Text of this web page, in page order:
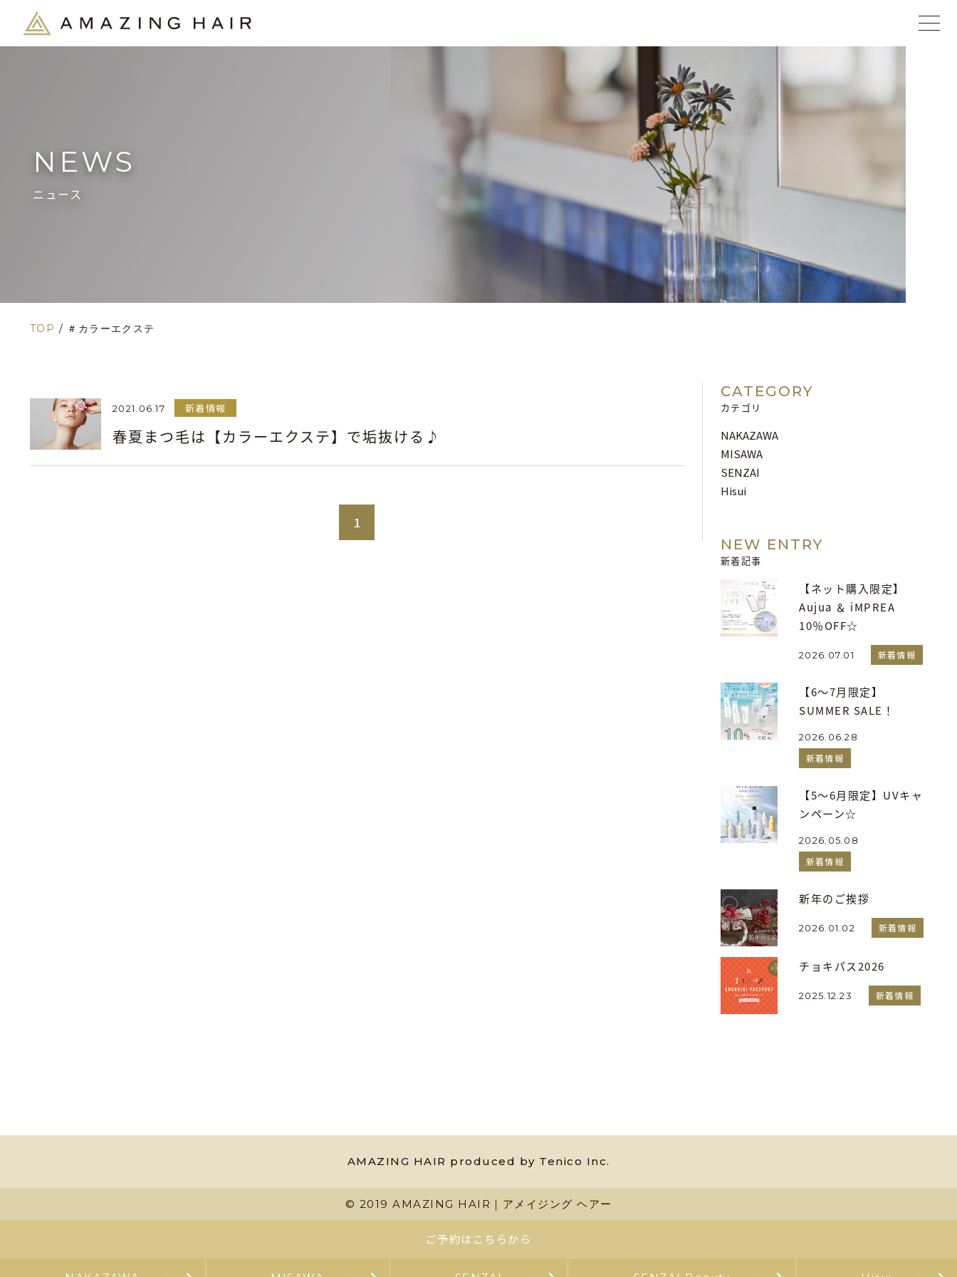
NEWS
ニュース
TOP / ＃カラーエクステ
2021.06.17 新着情報
春夏まつ毛は【カラーエクステ】で垢抜ける♪
1
CATEGORY
カテゴリ
NAKAZAWA
MISAWA
SENZAI
Hisui
NEW ENTRY
新着記事
【ネット購入限定】
Aujua ＆ iMPREA
10％OFF☆
2026.07.01 新着情報
【6～7月限定】
SUMMER SALE！
2026.06.28
新着情報
【5～6月限定】UVキャ
ンペーン☆
2026.05.08
新着情報
新年のご挨拶
2026.01.02 新着情報
チョキパス2026
2025.12.23 新着情報
AMAZING HAIR produced by Tenico Inc.
© 2019 AMAZING HAIR｜アメイジング ヘアー
ご予約はこちらから